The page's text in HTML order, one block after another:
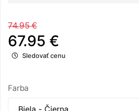
74.95 €
67.95 €
Sledovať cenu
Farba